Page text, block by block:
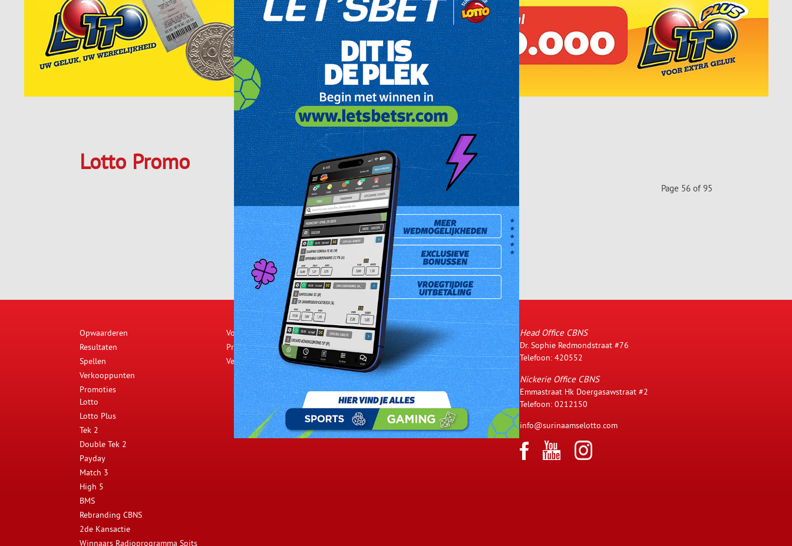
Lotto Promo
Page 56 of 95
Prev Next
Opwaarderen
Resultaten
Spellen
Verkooppunten
Promoties
Lotto
Lotto Plus
Tek 2
Double Tek 2
Payday
Match 3
High 5
BMS
Rebranding CBNS
2de Kansactie
Winnaars Radioprogramma Spits
Voorwaarden
Privacybeleid
Veelgestelde Vragen
De CBNS ging in het jaar 2000 van
start met haar bedrijfsactiviteiten
ingevolge een door de overheid
verstrekte vergunning. Zij is een
100% dochteronderneming van de
Canadian Bank Note Company
Limited van Canada.
Lees meer
Head Office CBNS
Dr. Sophie Redmondstraat #76
Telefoon: 420552
Nickerie Office CBNS
Emmastraat Hk Doergasawstraat #2
Telefoon: 0212150
info@surinaamselotto.com